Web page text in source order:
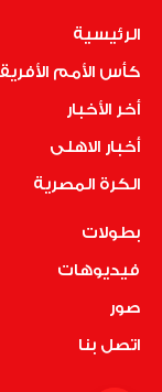
الرئيسية
كأس الأمم
أخر الأخبار
أخبار الاهلى
الكرة المصرية
بطولات
فيديوهات
صور
اتصل بنا